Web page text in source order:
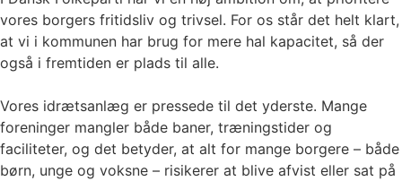
vores borgers fritidsliv og trivsel. For os står det helt klart,
at vi i kommunen har brug for mere hal kapacitet, så der
også i fremtiden er plads til alle.
Vores idrætsanlæg er pressede til det yderste. Mange
foreninger mangler både baner, træningstider og
faciliteter, og det betyder, at alt for mange borgere – både
børn, unge og voksne – risikerer at blive afvist eller sat på